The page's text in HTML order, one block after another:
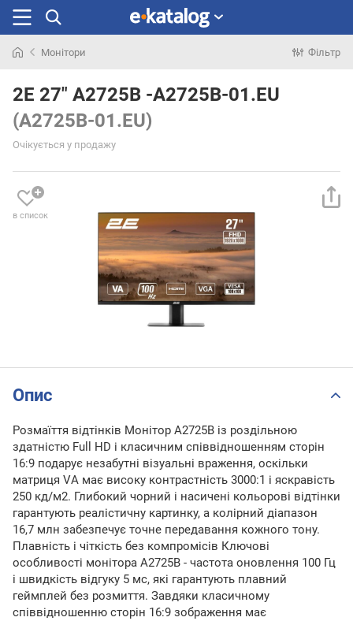
раніше
Монітори Фільтр
2E 27" A2725B -A2725B-01.EU
(A2725B-01.EU)
Очікується у продажу
в список
Опис
Розмаїття відтінків Монітор A2725B із роздільною
здатністю Full HD і класичним співвідношенням сторін
16:9 подарує незабутні візуальні враження, оскільки
матриця VА має високу контрастність 3000:1 і яскравість
250 кд/м2. Глибокий чорний і насичені кольорові відтінки
гарантують реалістичну картинку, а колірний діапазон
16,7 млн забезпечує точне передавання кожного тону.
Плавність і чіткість без компромісів Ключові
особливості монітора A2725B - частота оновлення 100 Гц
і швидкість відгуку 5 мс, які гарантують плавний
геймплей без розмиття. Завдяки класичному
співвідношенню сторін 16:9 зображення має